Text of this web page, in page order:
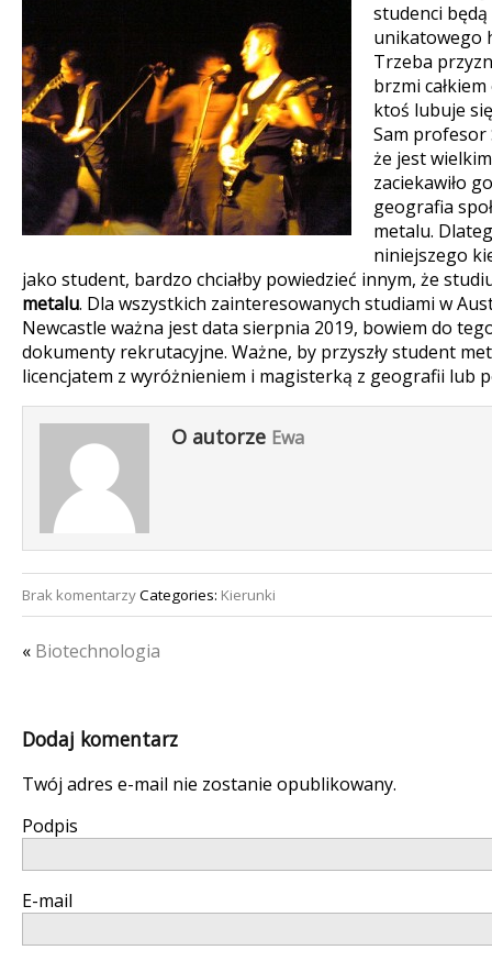
studenci
unikatowego
Trzeba
brzmi
ktoś lubuje
Sam profesor
że jest
zaciekawiło
geografia
metalu.
niniejszego
jako student, bardzo chciałby powiedzieć innym, że
metalu. Dla wszystkich zainteresowanych studiami w
Newcastle ważna jest data sierpnia 2019, bowiem do
dokumenty rekrutacyjne. Ważne, by przyszły student
licencjatem z wyróżnieniem i magisterką z geografii lub
O autorze Ewa
Brak komentarzyCategories: Kierunki
« Biotechnologia
Dodaj komentarz
Twój adres e-mail nie zostanie opublikowany.
Podpis
E-mail